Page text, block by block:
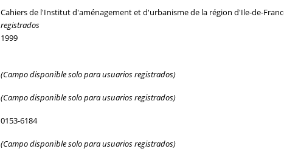
Cahiers de l'Institut d'aménagement et d'urbanisme de la région d'Ile-de-
registrados
1999
(Campo disponible solo para usuarios registrados)
(Campo disponible solo para usuarios registrados)
0153-6184
(Campo disponible solo para usuarios registrados)